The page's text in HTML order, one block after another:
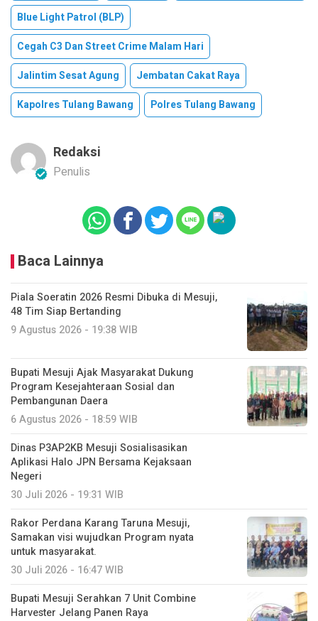
Blue Light Patrol (BLP)
Cegah C3 Dan Street Crime Malam Hari
Jalintim Sesat Agung
Jembatan Cakat Raya
Kapolres Tulang Bawang
Polres Tulang Bawang
Redaksi
Penulis
Baca Lainnya
Piala Soeratin 2026 Resmi Dibuka di Mesuji,
48 Tim Siap Bertanding
9 Agustus 2026 - 19:38 WIB
Bupati Mesuji Ajak Masyarakat Dukung
Program Kesejahteraan Sosial dan
Pembangunan Daera
6 Agustus 2026 - 18:59 WIB
Dinas P3AP2KB Mesuji Sosialisasikan
Aplikasi Halo JPN Bersama Kejaksaan
Negeri
30 Juli 2026 - 19:31 WIB
Rakor Perdana Karang Taruna Mesuji,
Samakan visi wujudkan Program nyata
untuk masyarakat.
30 Juli 2026 - 16:47 WIB
Bupati Mesuji Serahkan 7 Unit Combine
Harvester Jelang Panen Raya